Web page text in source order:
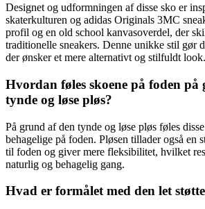
Designet og udformningen af disse sko er
skaterkulturen og adidas Originals 3MC
profil og en old school kanvasoverdel, der
traditionelle sneakers. Denne unikke stil gør
der ønsker et mere alternativt og stilfuldt look.
Hvordan føles skoene på foden på
tynde og løse pløs?
På grund af den tynde og løse pløs føles
behagelige på foden. Pløsen tillader også en
til foden og giver mere fleksibilitet, hvilket
naturlig og behagelig gang.
Hvad er formålet med den let